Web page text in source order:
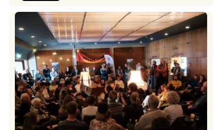
frå
Vossa
Jazz
om
endringar
i
administrasjonen